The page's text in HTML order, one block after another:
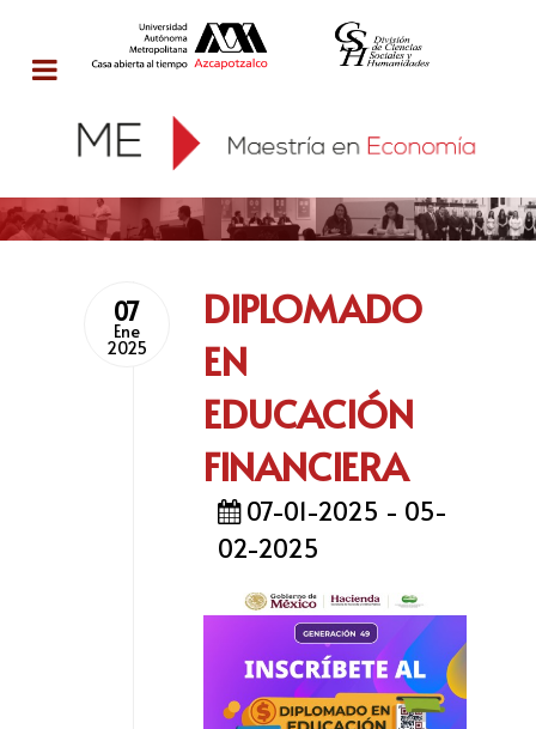
07
Ene
2025
DIPLOMADO
EN
EDUCACIÓN
FINANCIERA
07-01-2025 - 05-
02-2025